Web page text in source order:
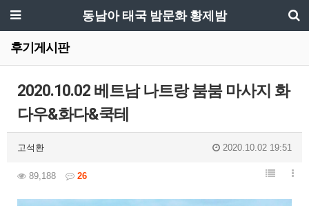
동남아 태국 밤문화 황제밤
후기게시판
2020.10.02 베트남 나트랑 붐붐 마사지 화
다우&화다&쿡테
고석환 2020.10.02 19:51
89,188 26